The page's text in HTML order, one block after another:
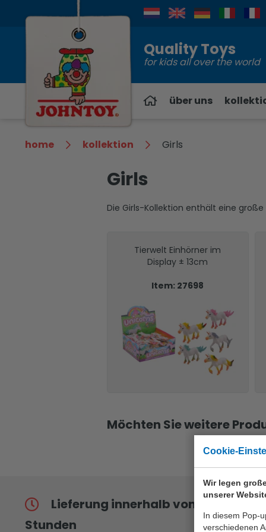
Cookie-
Wir legen
unserer
In diesem Pop-
verschiedenen
Kontakt
Quality Toys
for kids all over the world
über uns
home kollektion Girls
Girls
Die Girls-Kollektion enthält eine
Tierwelt Einhörner im
Display ± 13cm
Item: 27698
Möchten Sie weitere
Lieferung innerhalb von 24
Stunden